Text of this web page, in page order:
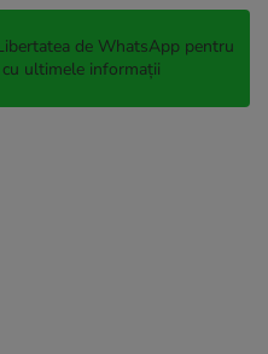
de WhatsApp pentru
ultimele informații